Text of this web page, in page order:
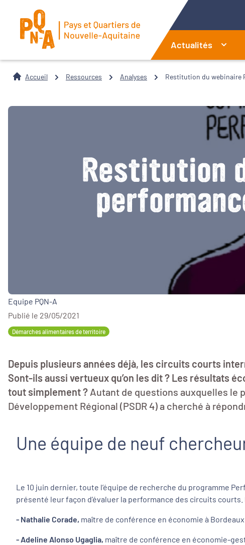
Actualités
Accueil Ressources Analyses Restitution du webinaire
Restitution
Equipe PQN-A
Publié le 29/05/2021
Démarches alimentaires de territoire
Depuis plusieurs années déjà, les circuits courts
Sont-ils aussi vertueux qu’on les dit ? Les résultats
tout simplement ? Autant de questions auxquelles le
Développement Régional (PSDR 4) a cherché à
Une équipe de neuf
Le 10 juin dernier, toute l’équipe de recherche du programme
présenté leur façon d’évaluer la performance des circuits
- Nathalie Corade, maître de conférence en économie à Bordeaux
- Adeline Alonso Ugaglia, maître de conférence en économie-